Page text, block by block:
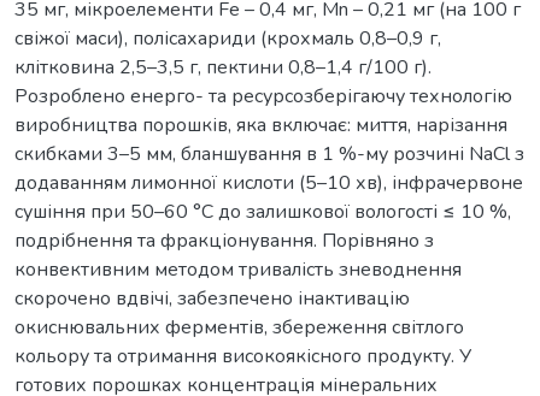
35 мг, мікроелементи Fe – 0,4 мг, Mn – 0,21 мг (на 100 г
свіжої маси), полісахариди (крохмаль 0,8–0,9 г,
клітковина 2,5–3,5 г, пектини 0,8–1,4 г/100 г).
Розроблено енерго- та ресурсозберігаючу технологію
виробництва порошків, яка включає: миття, нарізання
скибками 3–5 мм, бланшування в 1 %-му розчині NaCl з
додаванням лимонної кислоти (5–10 хв), інфрачервоне
сушіння при 50–60 °C до залишкової вологості ≤ 10 %,
подрібнення та фракціонування. Порівняно з
конвективним методом тривалість зневоднення
скорочено вдвічі, забезпечено інактивацію
окиснювальних ферментів, збереження світлого
кольору та отримання високоякісного продукту. У
готових порошках концентрація мінеральних